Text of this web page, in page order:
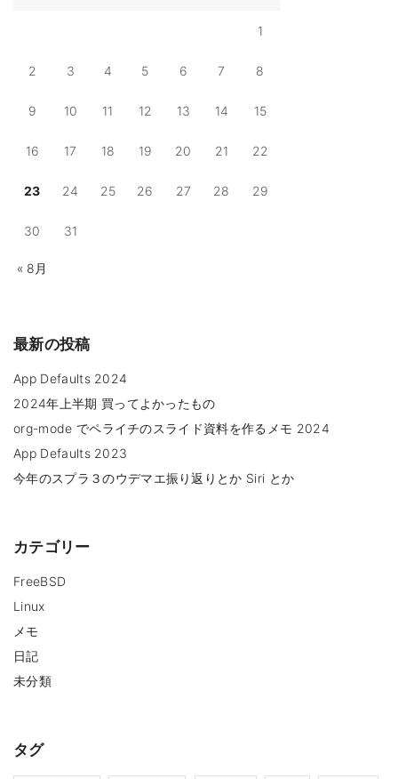
1
2 3 4 5 6 7 8
9 10 11 12 13 14 15
16 17 18 19 20 21 22
23 24 25 26 27 28 29
30 31
« 8月
最新の投稿
App Defaults 2024
2024年上半期 買ってよかったもの
org-mode でペライチのスライド資料を作るメモ 2024
App Defaults 2023
今年のスプラ３のウデマエ振り返りとか Siri とか
カテゴリー
FreeBSD
Linux
メモ
日記
未分類
タグ